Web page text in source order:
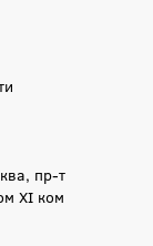
пр-т
XI ком